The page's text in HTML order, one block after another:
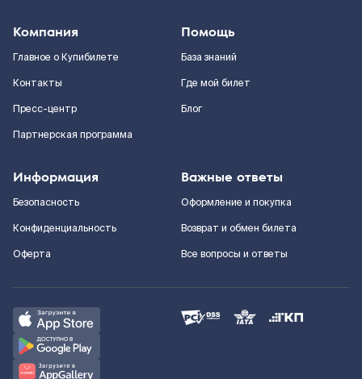
Компания
Главное о Купибилете
Контакты
Пресс-центр
Партнерская программа
Помощь
База знаний
Где мой билет
Блог
Информация
Безопасность
Конфиденциальность
Оферта
Важные ответы
Оформление и покупка
Возврат и обмен билета
Все вопросы и ответы